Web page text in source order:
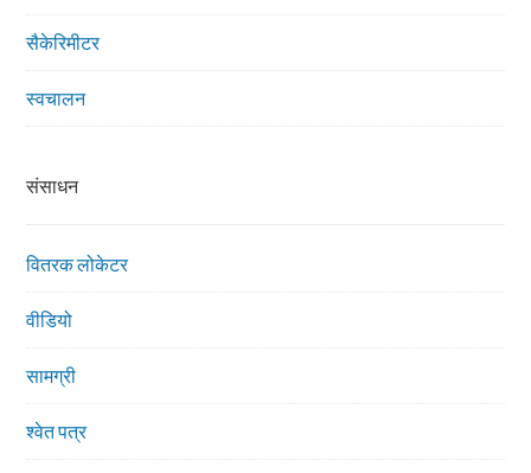
सैकेरिमीटर
स्वचालन
संसाधन
वितरक लोकेटर
वीडियो
सामग्री
श्वेत पत्र